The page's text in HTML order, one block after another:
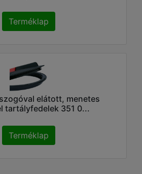
Terméklap
elátott, menetes
tartályfedelek 351 0...
Terméklap